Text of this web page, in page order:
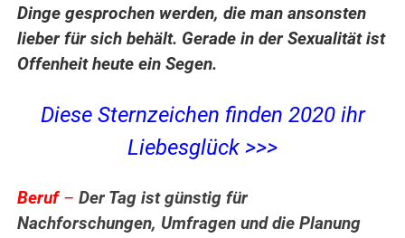
Dinge gesprochen werden, die man ansonsten
lieber für sich behält. Gerade in der Sexualität ist
Offenheit heute ein Segen.
Diese Sternzeichen finden 2020 ihr
Liebesglück >>>
Beruf–Der Tag ist günstig für
Nachforschungen, Umfragen und die Planung